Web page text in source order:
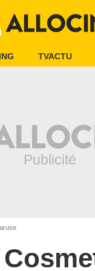
TVACTU